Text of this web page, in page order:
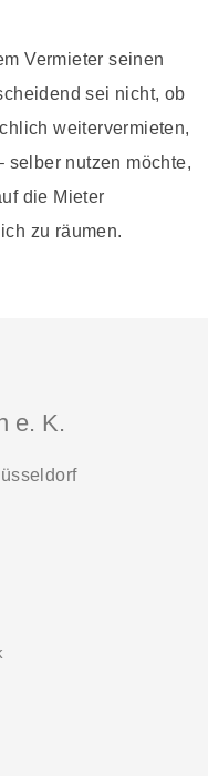
Vermieter seinen
sei nicht, ob
weitervermieten,
nutzen möchte,
die Mieter
zu räumen.
e. K.